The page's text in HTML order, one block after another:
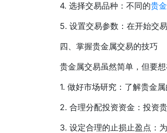
4. 选择交易品种：不同的贵
5. 设置交易参数：在开始交
四、掌握贵金属交易的技巧
贵金属交易虽然简单，但要
1. 做好市场研究：了解贵金
2. 合理分配投资资金：投资
3. 设定合理的止损止盈点：